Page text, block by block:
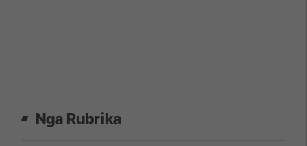
Nga Rubrika